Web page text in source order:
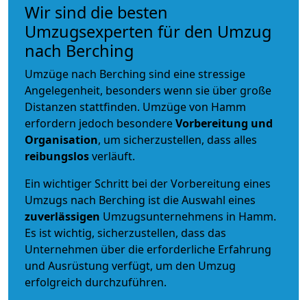
Wir sind die besten
Umzugsexperten für den Umzug
nach Berching
Umzüge nach Berching sind eine stressige
Angelegenheit, besonders wenn sie über große
Distanzen stattfinden. Umzüge von Hamm
erfordern jedoch besondereVorbereitung und
Organisation, um sicherzustellen, dass alles
reibungslosverläuft.
Ein wichtiger Schritt bei der Vorbereitung eines
Umzugs nach Berching ist die Auswahl eines
zuverlässigen Umzugsunternehmens in Hamm.
Es ist wichtig, sicherzustellen, dass das
Unternehmen über die erforderliche Erfahrung
und Ausrüstung verfügt, um den Umzug
erfolgreich durchzuführen.